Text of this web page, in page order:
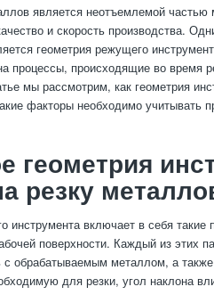
является неотъемлемой
и скорость производства.
геометрия режущего
процессы, происходящие во время
мы рассмотрим, как геометрия
факторы необходимо учитывать
геометрия
резку
инструмента включает в себя такие
поверхности. Каждый из этих
с обрабатываемым металлом, а
для резки, угол наклона